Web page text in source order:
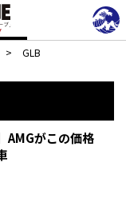
> GLB
AMGがこの価格